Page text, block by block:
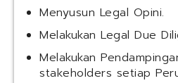
Menyusun Legal Opini.
Melakukan Legal Due
Melakukan
stakeholders setiap